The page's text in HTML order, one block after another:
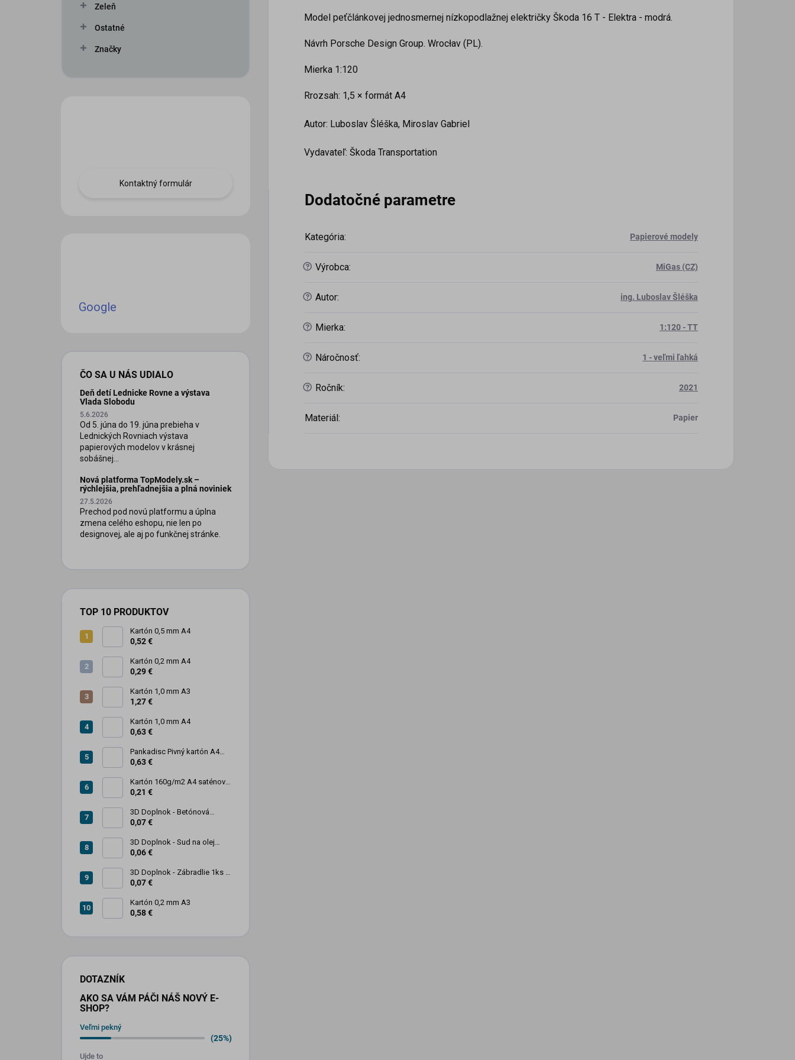
Zeleň
Ostatné
Značky
Kontaktný formulár
Google
ČO SA U NÁS UDIALO
Deň detí Lednicke Rovne a výstava
Vlada Slobodu
5.6.2026
Od 5. júna do 19. júna prebieha v
Lednických Rovniach výstava
papierových modelov v krásnej
sobášnej...
Nová platforma TopModely.sk –
rýchlejšia, prehľadnejšia a plná noviniek
27.5.2026
Prechod pod novú platformu a úplna
zmena celého eshopu, nie len po
designovej, ale aj po funkčnej stránke.
TOP 10 PRODUKTOV
Kartón 0,5 mm A4
0,52 €
Kartón 0,2 mm A4
0,29 €
Kartón 1,0 mm A3
1,27 €
Kartón 1,0 mm A4
0,63 €
Pankadisc Pivný kartón A4
1mm 420g
0,63 €
Kartón 160g/m2 A4 saténový
biely povrch
0,21 €
3D Doplnok - Betónová
zábrana 1ks
0,07 €
3D Doplnok - Sud na olej
kovový 250L - 1ks
0,06 €
3D Doplnok - Zábradlie 1ks +
stojan 2ks
0,07 €
Kartón 0,2 mm A3
0,58 €
DOTAZNÍK
AKO SA VÁM PÁČI NÁŠ NOVÝ E-
SHOP?
Veľmi pekný
(25%)
Ujde to
Model peťčlánkovej jednosmernej nízkopodlažnej električky Škoda 16 T - Elektra - modrá.
Návrh Porsche Design Group. Wrocłav (PL).
Mierka 1:120
Rrozsah: 1,5 × formát A4
Autor: Luboslav Šléška, Miroslav Gabriel
Vydavateľ: Škoda Transportation
Dodatočné parametre
Kategória: Papierové modely
? Výrobca: MiGas (CZ)
? Autor: ing. Luboslav Šléška
? Mierka: 1:120 - TT
? Náročnosť: 1 - veľmi ľahká
? Ročník: 2021
Materiál : Papier